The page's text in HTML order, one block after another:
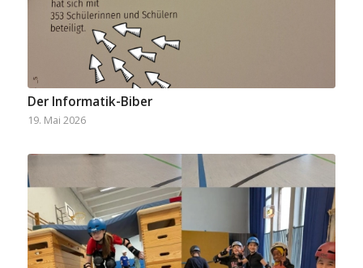
Der Informatik-Biber
19. Mai 2026